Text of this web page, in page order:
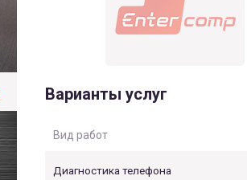
Варианты услуг
Вид работ
Диагностика телефона